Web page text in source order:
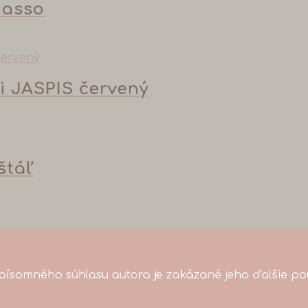
červený
súhlasu autora je zakázané jeho ďalšie